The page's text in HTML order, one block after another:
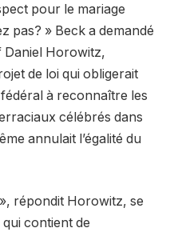
pour le mariage
pas? » Beck a demandé
Horowitz,
de loi qui obligerait
à reconnaître les
célébrés dans
annulait l’égalité du
répondit Horowitz, se
contient de